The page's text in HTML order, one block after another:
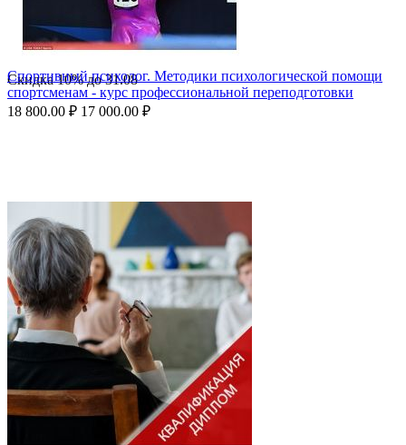
Скидка10%до31.08
Спортивный психолог. Методики психологической помощи
спортсменам - курс профессиональной переподготовки
18 800.00 ₽ 17 000.00 ₽